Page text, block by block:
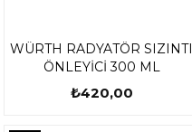
WÜRTH RADYATÖR SIZINTI
ÖNLEYİCİ 300 ML
₺420,00